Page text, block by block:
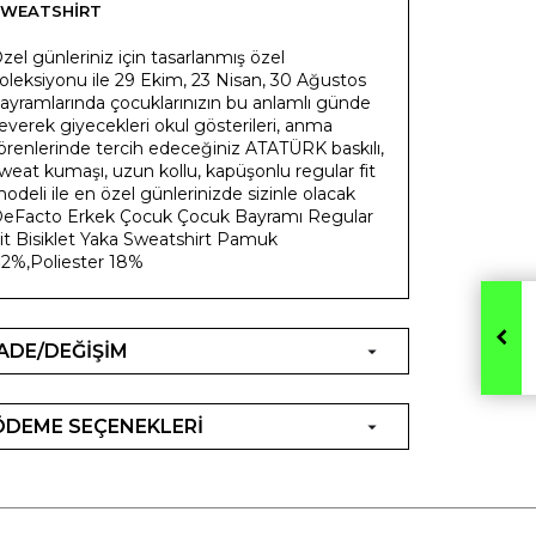
günleriniz için tasarlanmış özel
ile 29 Ekim, 23 Nisan, 30 Ağustos
çocuklarınızın bu anlamlı günde
giyecekleri okul gösterileri, anma
tercih edeceğiniz ATATÜRK baskılı,
kumaşı, uzun kollu, kapüşonlu regular fit
ile en özel günlerinizde sizinle olacak
Erkek Çocuk Çocuk Bayramı Regular
Bisiklet Yaka Sweatshirt Pamuk
18%
DEĞİŞİM
SEÇENEKLERİ